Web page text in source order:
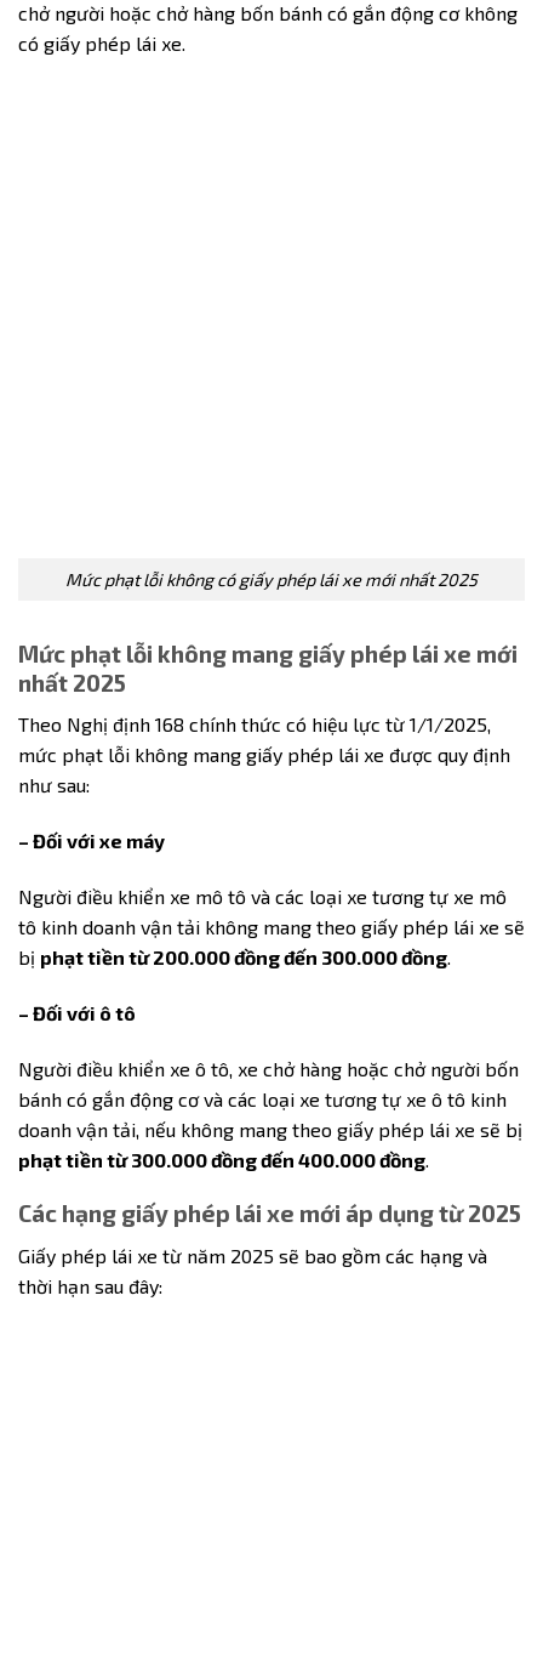
chở người hoặc chở hàng bốn bánh có gắn động cơ không
có giấy phép lái xe.
Mức phạt lỗi không có giấy phép lái xe mới nhất 2025
Mức phạt lỗi không mang giấy phép lái xe mới
nhất 2025
Theo Nghị định 168 chính thức có hiệu lực từ 1/1/2025,
mức phạt lỗi không mang giấy phép lái xe được quy định
như sau:
– Đối với xe máy
Người điều khiển xe mô tô và các loại xe tương tự xe mô
tô kinh doanh vận tải không mang theo giấy phép lái xe sẽ
bị phạt tiền từ 200.000 đồng đến 300.000 đồng.
– Đối với ô tô
Người điều khiển xe ô tô, xe chở hàng hoặc chở người bốn
bánh có gắn động cơ và các loại xe tương tự xe ô tô kinh
doanh vận tải, nếu không mang theo giấy phép lái xe sẽ bị
phạt tiền từ 300.000 đồng đến 400.000 đồng
Các hạng giấy phép lái xe mới áp dụng từ 2025
Giấy phép lái xe từ năm 2025 sẽ bao gồm các hạng và
thời hạn sau đây: